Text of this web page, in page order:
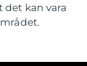
det kan vara